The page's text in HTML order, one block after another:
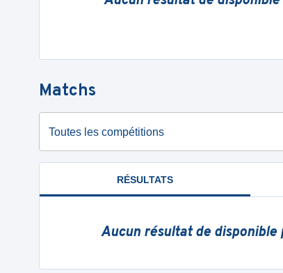
Matchs
Toutes les compétitions
RÉSULTATS
Aucun résultat de disponible